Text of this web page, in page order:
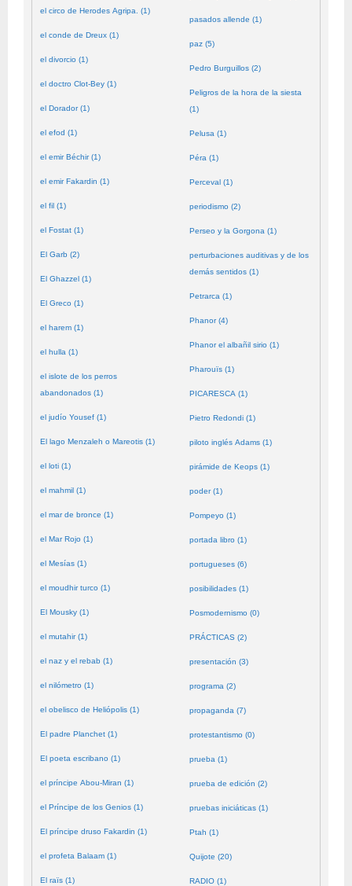
el circo de Herodes Agripa. (1)
el conde de Dreux (1)
el divorcio (1)
el doctro Clot-Bey (1)
el Dorador (1)
el efod (1)
el emir Béchir (1)
el emir Fakardin (1)
el fil (1)
el Fostat (1)
El Garb (2)
El Ghazzel (1)
El Greco (1)
el harem (1)
el hulla (1)
el islote de los perros
abandonados (1)
el judío Yousef (1)
El lago Menzaleh o Mareotis (1)
el loti (1)
el mahmil (1)
el mar de bronce (1)
el Mar Rojo (1)
el Mesías (1)
el moudhir turco (1)
El Mousky (1)
el mutahir (1)
el naz y el rebab (1)
el nilómetro (1)
el obelisco de Heliópolis (1)
El padre Planchet (1)
El poeta escribano (1)
el príncipe Abou-Miran (1)
el Príncipe de los Genios (1)
El príncipe druso Fakardin (1)
el profeta Balaam (1)
El raïs (1)
pasados allende (1)
paz (5)
Pedro Burguillos (2)
Peligros de la hora de la siesta
(1)
Pelusa (1)
Péra (1)
Perceval (1)
periodismo (2)
Perseo y la Gorgona (1)
perturbaciones auditivas y de los
demás sentidos (1)
Petrarca (1)
Phanor (4)
Phanor el albañil sirio (1)
Pharouïs (1)
PICARESCA (1)
Pietro Redondi (1)
piloto inglés Adams (1)
pirámide de Keops (1)
poder (1)
Pompeyo (1)
portada libro (1)
portugueses (6)
posibilidades (1)
Posmodernismo (0)
PRÁCTICAS (2)
presentación (3)
programa (2)
propaganda (7)
protestantismo (0)
prueba (1)
prueba de edición (2)
pruebas iniciáticas (1)
Ptah (1)
Quijote (20)
RADIO (1)